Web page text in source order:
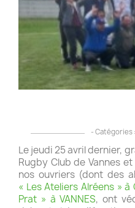
- Catégories :
Le jeudi 25 avril dernier,
Rugby Club de Vannes
nos ouvriers (dont des
« Les Ateliers Alréens » à
Prat » à VANNES, ont